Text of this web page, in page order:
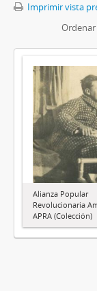
Imprimir vista
Alianza Popular
Revolucionaria
APRA (Colección)